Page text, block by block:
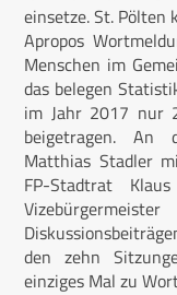
einsetze. St. Pölten
Apropos
Menschen im
das belegen
im Jahr 2017 nur
beigetragen. An
Matthias Stadler
FP-Stadtrat
den zehn
einziges Mal zu